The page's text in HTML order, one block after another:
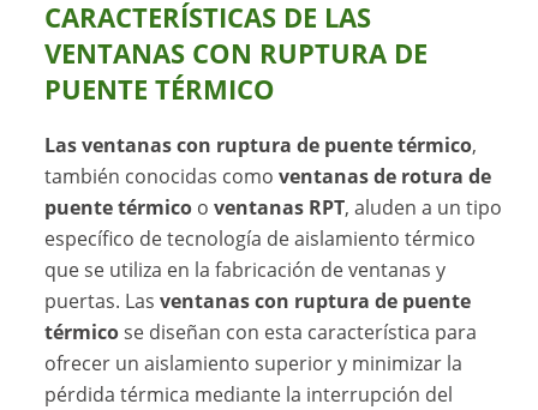
CARACTERÍSTICAS DE LAS
VENTANAS CON RUPTURA DE
PUENTE TÉRMICO
Las ventanas con ruptura de puente térmico,
también conocidas comoventanas de rotura de
puente térmico oventanas RPT, aluden a un tipo
específico de tecnología de aislamiento térmico
que se utiliza en la fabricación de ventanas y
puertas. Lasventanas con ruptura de puente
térmicose diseñan con esta característica para
ofrecer un aislamiento superior y minimizar la
pérdida térmica mediante la interrupción del